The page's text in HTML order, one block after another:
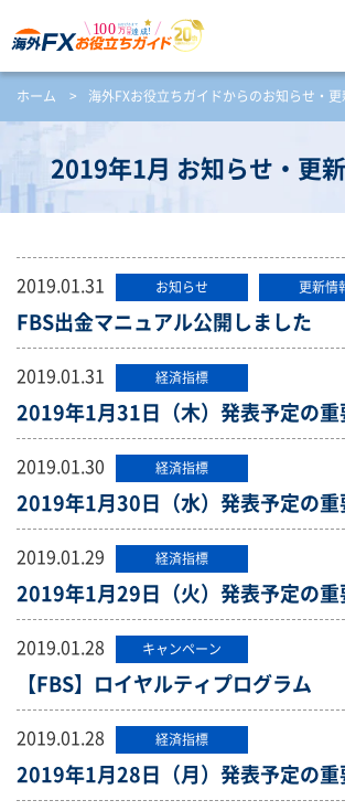
ホーム > 海外FXお役立ちガイドからのお知らせ・更
2019年1月 お知らせ・更
2019.01.31 お知らせ 更新情
FBS出金マニュアル公開しました
2019.01.31 経済指標
2019年1月31日（木）発表予定の
2019.01.30 経済指標
2019年1月30日（水）発表予定の
2019.01.29 経済指標
2019年1月29日（火）発表予定の
2019.01.28 キャンペーン
【FBS】ロイヤルティプログラム
2019.01.28 経済指標
2019年1月28日（月）発表予定の